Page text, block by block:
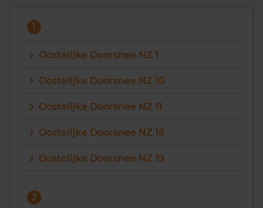
Zoek een woning
Vragen? Neem contact met ons op
088 220 4200
1
Oostelijke Doorsnee NZ 1
Oostelijke Doorsnee NZ 10
Oostelijke Doorsnee NZ 11
Oostelijke Doorsnee NZ 18
Oostelijke Doorsnee NZ 19
2